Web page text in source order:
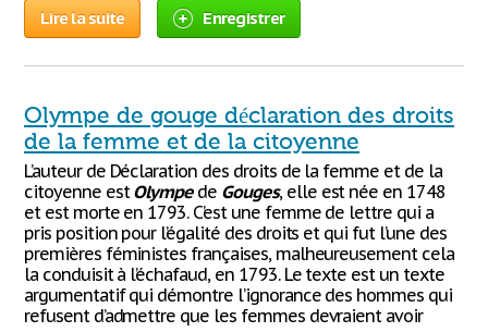
Lire la suite Enregistrer
Olympe de gouge déclaration des droits
de la femme et de la citoyenne
L’auteur de Déclaration des droits de la femme et de la
citoyenne estOlympede Gouges, elle est née en 1748
et est morte en 1793. C’est une femme de lettre qui a
pris position pour l’égalité des droits et qui fut l’une des
premières féministes françaises, malheureusement cela
la conduisit à l’échafaud, en 1793. Le texte est un texte
argumentatif qui démontre l’ignorance des hommes qui
refusent d’admettre que les femmes devraient avoir